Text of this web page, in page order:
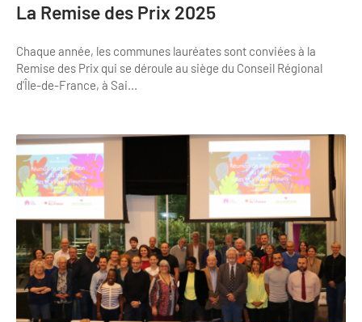
La Remise des Prix 2025
Chaque année, les communes lauréates sont conviées à la
Remise des Prix qui se déroule au siège du Conseil Régional
d'Île-de-France, à Sai...